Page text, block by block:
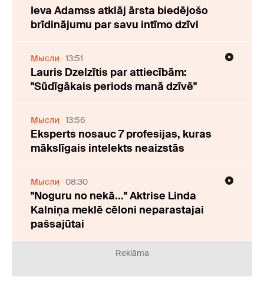
Ieva Adamss atklāj ārsta biedējošo
brīdinājumu par savu intīmo dzīvi
Мысли 13:51
Lauris Dzelzītis par attiecībām:
"Sūdīgākais periods manā dzīvē"
Мысли 13:56
Eksperts nosauc 7 profesijas, kuras
mākslīgais intelekts neaizstās
Мысли 08:30
"Noguru no nekā..." Aktrise Linda
Kalniņa meklē cēloni neparastajai
pašsajūtai
Reklāma